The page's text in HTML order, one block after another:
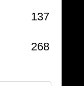
137
268